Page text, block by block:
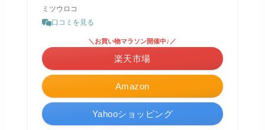
ミツウロコ
口コミを見る
Amazon
＼お買い物マラソン開催中♪／
楽天市場
Yahooショッピング